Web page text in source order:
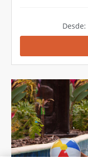
Desde: